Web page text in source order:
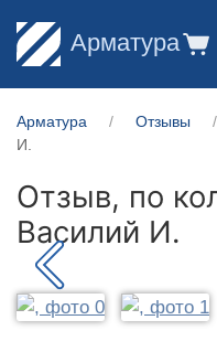
Арматура
Арматура Отзывы
И.
Отзыв, по
Василий И.